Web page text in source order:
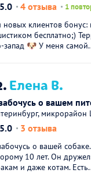
5.0 4 отзыва 1
новых клиентов
бесплатно;)
запад 🐶 У меня
Елена В.
о вашем
микрорайон
5.0 3 отзыва
о вашей
10 лет. Он
и даже котам.